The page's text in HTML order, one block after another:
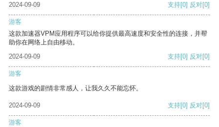
2024-09-09
支持[0] 反对[0]
游客
这款加速器VPM应用程序可以给你提供最高速度和安全性的连接，并帮
助你在网络上自由移动。
2024-09-09
支持[0] 反对[0]
游客
这款游戏的剧情非常感人，让我久久不能忘怀。
2024-09-09 支持[0] 反对[0]
游客